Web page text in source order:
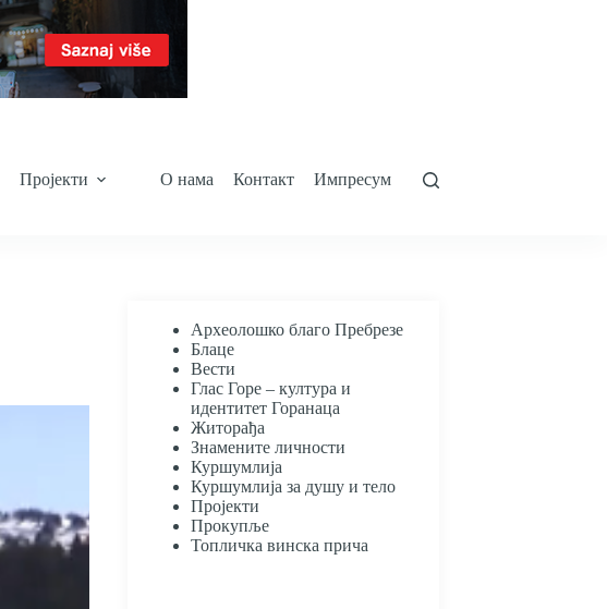
Пројекти О нама Контакт Импресум
Археолошко благо Пребрезе
Блаце
Вести
Глас Горе – култура и
идентитет Горанаца
Житорађа
Знамените личности
Куршумлија
Куршумлија за душу и тело
Пројекти
Прокупље
Топличка винска прича